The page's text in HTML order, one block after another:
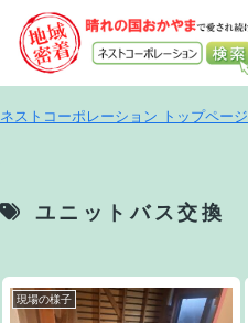
ネストコーポレーション トップページ
ユニットバス交換
現場の様子